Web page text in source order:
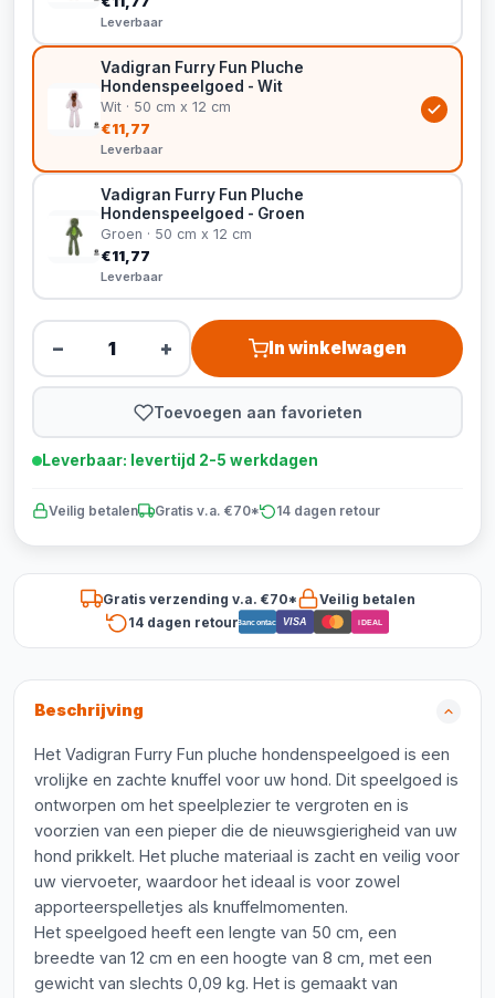
Leverbaar
Vadigran Furry Fun Pluche
Hondenspeelgoed - Wit
Wit · 50 cm x 12 cm
€11,77
Leverbaar
Vadigran Furry Fun Pluche
Hondenspeelgoed - Groen
Groen · 50 cm x 12 cm
€11,77
Leverbaar
− + In winkelwagen
Toevoegen aan favorieten
Leverbaar: levertijd 2-5 werkdagen
Veilig betalen Gratis v.a. €70* 14 dagen retour
Gratis verzending v.a. €70*
Veilig betalen
14 dagen retourBancontact VISA iDEAL
Beschrijving
Het Vadigran Furry Fun pluche hondenspeelgoed is een
vrolijke en zachte knuffel voor uw hond. Dit speelgoed is
ontworpen om het speelplezier te vergroten en is
voorzien van een pieper die de nieuwsgierigheid van uw
hond prikkelt. Het pluche materiaal is zacht en veilig voor
uw viervoeter, waardoor het ideaal is voor zowel
apporteerspelletjes als knuffelmomenten.
Het speelgoed heeft een lengte van 50 cm, een
breedte van 12 cm en een hoogte van 8 cm, met een
gewicht van slechts 0,09 kg. Het is gemaakt van